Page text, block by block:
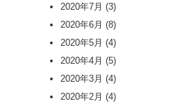
2020年7月 (3)
2020年6月 (8)
2020年5月 (4)
2020年4月 (5)
2020年3月 (4)
2020年2月 (4)